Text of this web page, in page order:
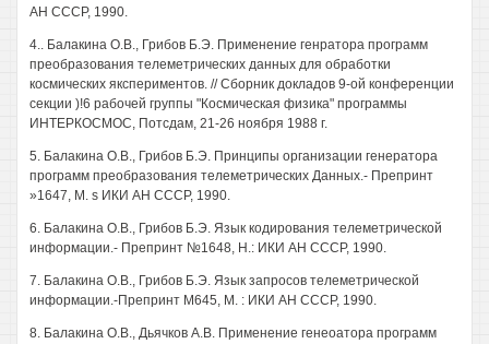
АН СССР, 1990.
4.. Балакина О.В., Грибов Б.Э. Применение генратора программ
преобразования телеметрических данных для обработки
космических якспериментов. // Сборник докладов 9-ой конференции
секции )!6 рабочей группы "Космическая физика" программы
ИНТЕРКОСМОС, Потсдам, 21-26 ноября 1988 г.
5. Балакина О.В., Грибов Б.Э. Принципы организации генератора
программ преобразования телеметрических Данных.- Препринт
»1647, M. s ИКИ АН СССР, 1990.
6. Балакина О.В., Грибов Б.Э. Язык кодирования телеметрической
информации.- Препринт №1648, Н.: ИКИ АН СССР, 1990.
7. Балакина О.В., Грибов Б.Э. Язык запросов телеметрической
информации.-Препринт М645, М. : ИКИ АН СССР, 1990.
8. Балакина О.В., Дьячков A.B. Применение генеоатора программ